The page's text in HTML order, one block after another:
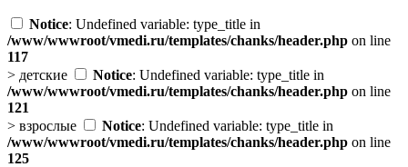
Notice: Undefined variable: type_title in
/www/wwwroot/vmedi.ru/templates/chanks/header.php on line
117
> детские Notice: Undefined variable: type_title in
/www/wwwroot/vmedi.ru/templates/chanks/header.php on line
121
> взрослые Notice: Undefined variable: type_title in
/www/wwwroot/vmedi.ru/templates/chanks/header.php on line
125